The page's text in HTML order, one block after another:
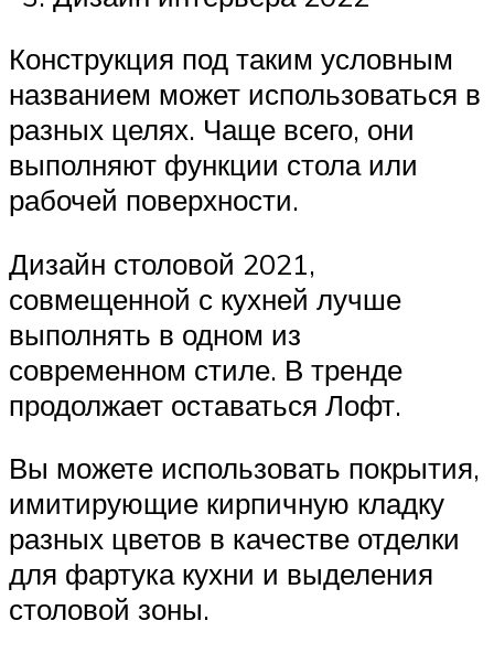
Конструкция под таким условным
названием может использоваться в
разных целях. Чаще всего, они
выполняют функции стола или
рабочей поверхности.
Дизайн столовой 2021,
совмещенной с кухней лучше
выполнять в одном из
современном стиле. В тренде
продолжает оставаться Лофт.
Вы можете использовать покрытия,
имитирующие кирпичную кладку
разных цветов в качестве отделки
для фартука кухни и выделения
столовой зоны.